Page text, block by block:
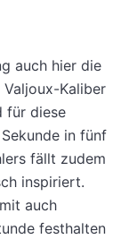
auch hier die
Kaliber
für diese
in fünf
fällt zudem
inspiriert.
auch
festhalten